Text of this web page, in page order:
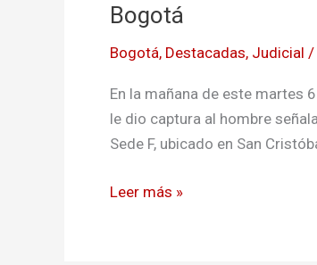
Bogotá
Bogotá, Destacadas, Judicial /
En la mañana de este martes
le dio captura al hombre
Sede F, ubicado en San
que
a
niños
en
hogar
de
Leer más »